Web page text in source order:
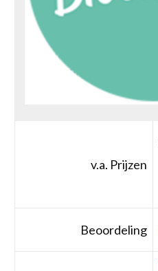
v.a. Prijzen
Beoordeling